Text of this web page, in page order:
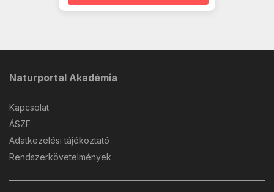
Naturportal Akadémia
Kapcsolat
ÁSZF
Adatkezelési tájékoztató
Rendszerkövetelmények